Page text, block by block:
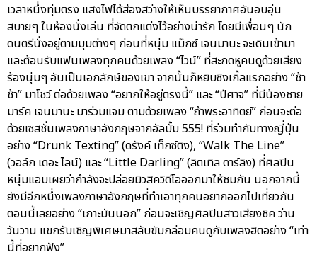
เวลาหนึ่งทุ่มตรง แสงไฟได้ส่องสว่างให้เห็นบรรยากาศอันอบอุ่น
สบายๆ ในห้องนั่งเล่น ที่จัดตกแต่งไว้อย่างน่ารัก โดยมีเพื่อนๆ นัก
ดนตรีนั่งอยู่ตามมุมต่างๆ ก่อนที่หนุ่ม แม็กซ์ เจนมานะ จะเดินเข้ามา
และต้อนรับแฟนเพลงทุกคนด้วยเพลง “ไวน์” ที่สะกดหูคนดูด้วยเสียง
ร้องนุ่มๆ อันเป็นเอกลักษ์ของเขา จากนั้นก็หยิบซิงเกิ้ลแรกอย่าง “ช้า
ช้า” มาโชว์ ต่อด้วยเพลง “อยากให้อยู่ตรงนี้” และ “ปีศาจ” ที่มีน้องชาย
มาร์ค เจนมานะ มาร่วมแจม ตามด้วยเพลง “ถ้าพระอาทิตย์” ก่อนจะต่อ
ด้วยเซสชั่นเพลงภาษาอังกฤษจากอัลบั้ม 555! ที่ร่วมทำกับทางญี่ปุ่น
อย่าง “Drunk Texting” (ดรังค์ เท็กซ์ติง), “Walk The Line”
(วอล์ก เดอะ ไลน์) และ “Little Darling” (ลิตเทิล ดาร์ลิง) ที่ศิลปิน
หนุ่มแอบเผยว่ากำลังจะปล่อยมิวสิควิดีโอออกมาให้ชมกัน นอกจากนี้
ยังมีอีกหนึ่งเพลงภาษาอังกฤษที่ทำเอาทุกคนอยากออกไปเที่ยวกัน
ตอนนี้เลยอย่าง “เกาะมันนอก” ก่อนจะเชิญศิลปินสาวเสียงชิค ว่าน
วันวาน แขกรับเชิญพิเศษมาสลับขับกล่อมคนดูกับเพลงฮิตอย่าง “เท่า
นี้ที่อยากฟัง”